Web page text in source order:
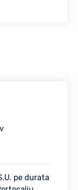
pe durata